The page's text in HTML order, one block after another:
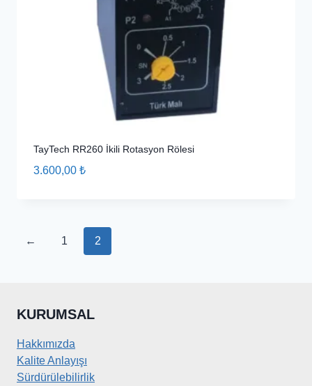
TayTech RR260 İkili Rotasyon Rölesi
3.600,00 ₺
← 1 2
KURUMSAL
Hakkımızda
Kalite Anlayışı
Sürdürülebilirlik